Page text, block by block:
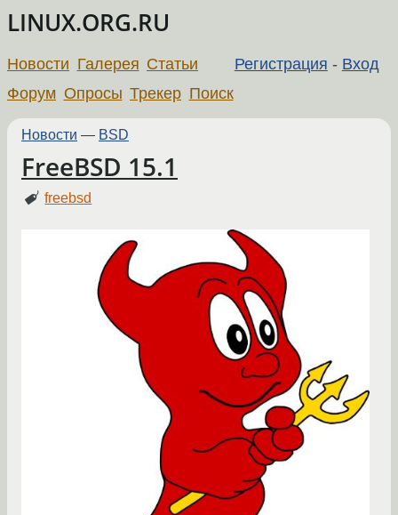
LINUX.ORG.RU
Регистрация - Вход
Новости Галерея Статьи
Форум Опросы Трекер Поиск
Новости — BSD
FreeBSD 15.1
freebsd